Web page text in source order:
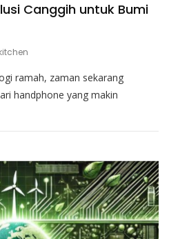
Canggih untuk Bumi
ramah, zaman sekarang
handphone yang makin